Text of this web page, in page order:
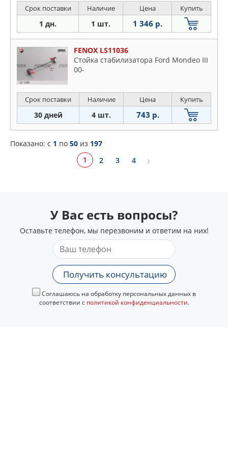
Срок поставки Наличие Цена Купить
1 дн. 1 шт. 1 346 р.
FENOX LS11036
Стойка стабилизатора Ford Mondeo III
00-
Срок поставки Наличие Цена Купить
30 дней 4 шт. 743 р.
Показано: c 1 по 50 из 197
1
2 3 4
У Вас есть вопросы?
Оставьте телефон, мы перезвоним и ответим на них!
Получить консультацию
Соглашаюсь на обработку персональных данных в
соответствии с политикой конфиденциальности.